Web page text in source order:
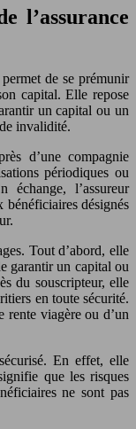
l’assurance
de se prémunir
capital. Elle repose
un capital ou un
invalidité.
d’une compagnie
périodiques ou
l’assureur
bénéficiaires désignés
Tout d’abord, elle
garantir un capital ou
du souscripteur, elle
en toute sécurité.
rente viagère ou d’un
En effet, elle
que les risques
ne sont pas